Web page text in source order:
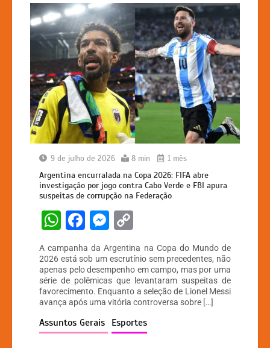
9 de julho de 2026 8 min 1 mês
Argentina encurralada na Copa 2026: FIFA abre
investigação por jogo contra Cabo Verde e FBI apura
suspeitas de corrupção na Federação
W
at
s
A
p
p
F
a
c
e
b
o
o
M
s
s
e
n
g
p
y
Li
n
k
A campanha da Argentina na Copa do Mundo de
2026 está sob um escrutínio sem precedentes, não
apenas pelo desempenho em campo, mas por uma
série de polêmicas que levantaram suspeitas de
favorecimento. Enquanto a seleção de Lionel Messi
avança após uma vitória controversa sobre […]
Assuntos Gerais Esportes